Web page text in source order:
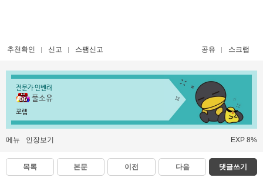
추천확인 신고 스팸신고 공유 스크랩
전문가 인벤러
풀소유
쪼렙
메뉴 인장보기 EXP 8%
목록 본문 이전 다음 댓글쓰기